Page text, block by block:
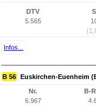
DTV
5.565
Infos...
B 56 Euskirchen-Euenheim
Nr.
6.967
B-